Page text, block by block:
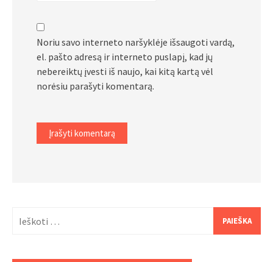
Noriu savo interneto naršyklėje išsaugoti vardą,
el. pašto adresą ir interneto puslapį, kad jų
nebereiktų įvesti iš naujo, kai kitą kartą vėl
norėsiu parašyti komentarą.